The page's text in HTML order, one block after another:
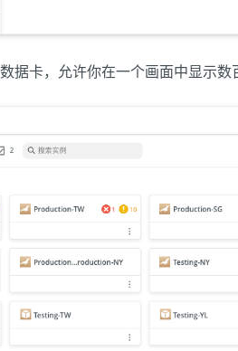
卡，允许你在一个画面中显示数